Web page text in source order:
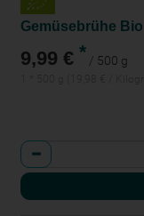
Gemüsebrühe
9,99 € * / 500 g
Anzahl